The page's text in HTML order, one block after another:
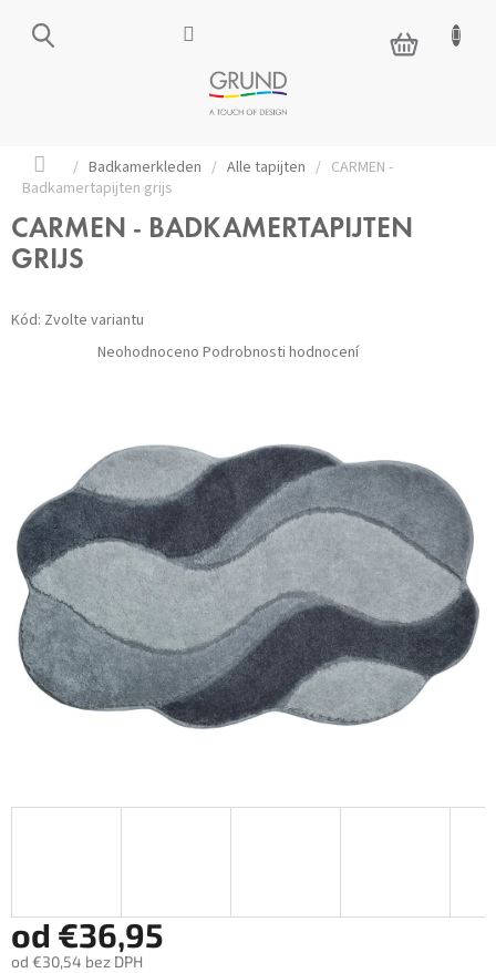
NÁKUPNÍ
KOŠÍK
Domů
/ Badkamerkleden / Alle tapijten / CARMEN -
Badkamertapijten grijs
CARMEN - BADKAMERTAPIJTEN
GRIJS
Kód: Zvolte variantu
Průměrné
hodnocení
Neohodnoceno Podrobnosti hodnocení
od €36,95
od €30,54 bez DPH